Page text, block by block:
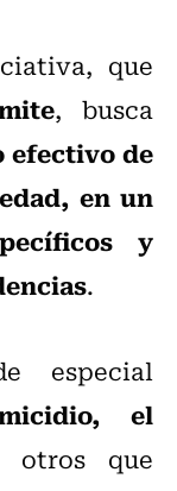
que
, busca
efectivo de
en un
y
.
especial
el
que